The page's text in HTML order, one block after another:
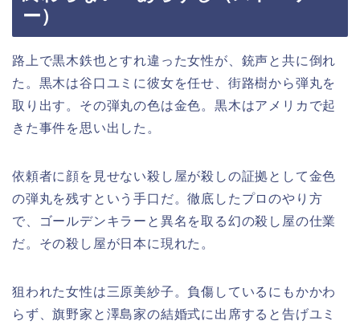
ー）
路上で黒木鉄也とすれ違った女性が、銃声と共に倒れ
た。黒木は谷口ユミに彼女を任せ、街路樹から弾丸を
取り出す。その弾丸の色は金色。黒木はアメリカで起
きた事件を思い出した。
依頼者に顔を見せない殺し屋が殺しの証拠として金色
の弾丸を残すという手口だ。徹底したプロのやり方
で、ゴールデンキラーと異名を取る幻の殺し屋の仕業
だ。その殺し屋が日本に現れた。
狙われた女性は三原美紗子。負傷しているにもかかわ
らず、旗野家と澤島家の結婚式に出席すると告げユミ